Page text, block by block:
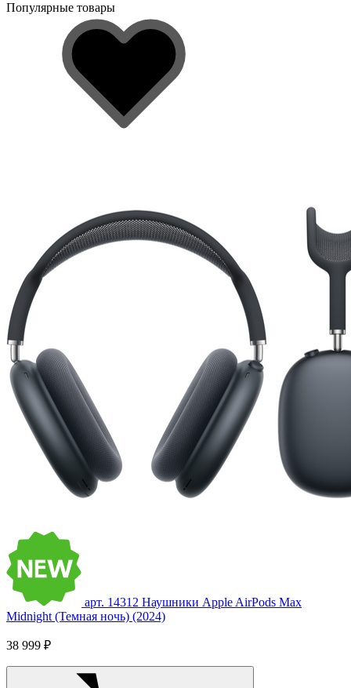
Популярные товары
арт. 14312 Наушники Apple AirPods Max
Midnight (Темная ночь) (2024)
38 999 ₽